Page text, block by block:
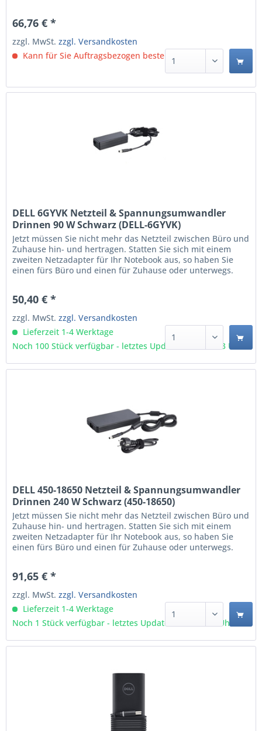
mit nur einem Klick befestigen und bietet...
66,76 € *
zzgl. MwSt.zzgl. Versandkosten
Kann für Sie Auftragsbezogen bestellt werden.
DELL 6GYVK Netzteil & Spannungsumwandler
Drinnen 90 W Schwarz (DELL-6GYVK)
Jetzt müssen Sie nicht mehr das Netzteil zwischen Büro und
Zuhause hin- und hertragen. Statten Sie sich mit einem
zweiten Netzadapter für Ihr Notebook aus, so haben Sie
einen fürs Büro und einen für Zuhause oder unterwegs.
50,40 € *
zzgl. MwSt.zzgl. Versandkosten
Lieferzeit 1-4 Werktage
Noch 100 Stück verfügbar - letztes Update 09.08 - 3:03 Uhr
DELL 450-18650 Netzteil & Spannungsumwandler
Drinnen 240 W Schwarz (450-18650)
Jetzt müssen Sie nicht mehr das Netzteil zwischen Büro und
Zuhause hin- und hertragen. Statten Sie sich mit einem
zweiten Netzadapter für Ihr Notebook aus, so haben Sie
einen fürs Büro und einen für Zuhause oder unterwegs.
ausgelegt. Über den leistungsstarken...
91,65 € *
zzgl. MwSt.zzgl. Versandkosten
Lieferzeit 1-4 Werktage
Noch 1 Stück verfügbar - letztes Update 09.08 - 3:03 Uhr